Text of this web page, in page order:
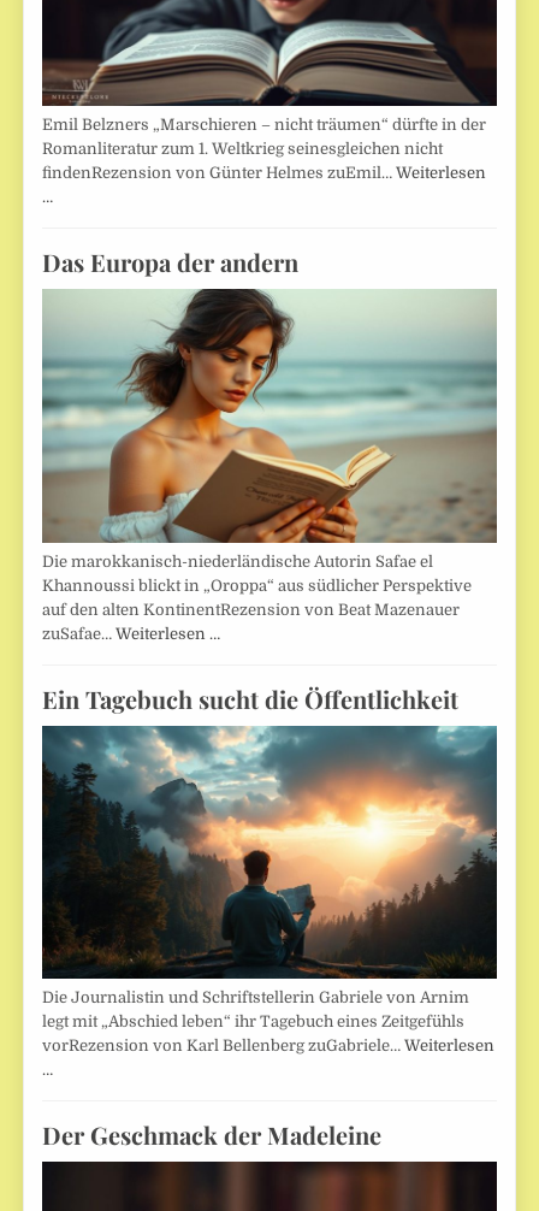
Emil Belzners „Marschieren – nicht träumen“ dürfte in der
Romanliteratur zum 1. Weltkrieg seinesgleichen nicht
findenRezension von Günter Helmes zuEmil…Weiterlesen
…
Das Europa der andern
Die marokkanisch-niederländische Autorin Safae el
Khannoussi blickt in „Oroppa“ aus südlicher Perspektive
auf den alten KontinentRezension von Beat Mazenauer
zuSafae…Weiterlesen …
Ein Tagebuch sucht die Öffentlichkeit
Die Journalistin und Schriftstellerin Gabriele von Arnim
legt mit „Abschied leben“ ihr Tagebuch eines Zeitgefühls
vorRezension von Karl Bellenberg zuGabriele…Weiterlesen
…
Der Geschmack der Madeleine